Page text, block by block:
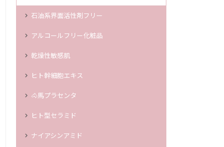
石油系界面活性剤フリー
アルコールフリー化粧品
乾燥性敏感肌
ヒト幹細胞エキス
🐴馬プラセンタ
ヒト型セラミド
ナイアシンアミド